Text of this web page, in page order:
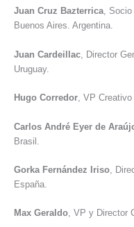
Juan Cruz Bazterrica, Socio
Buenos Aires. Argentina.
Juan Cardeillac , Director
Uruguay.
Hugo Corredor, VP
Carlos André Eyer de
Brasil.
Gorka Fernández Iriso ,
España.
Max Geraldo, VP y Director